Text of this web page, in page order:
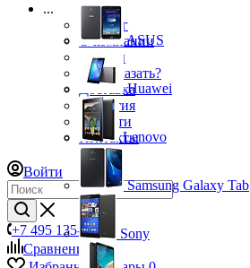
...
Каталог
О компании
Бренды
Как заказать?
Доставка
Гарантия
Новости
Контакты
Войти
+7 495 135-39-43
Сравнение0
ASUS
Huawei
Lenovo
Samsung Galaxy Tab
Sony